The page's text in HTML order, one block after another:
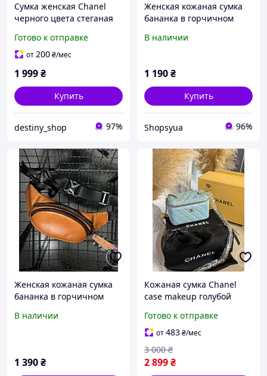
Сумка женская Chanel
черного цвета стеганая
Шанель с ремешком
серебряной цепью
Готово к отправке
от200₴/мес
1 999₴
Купить
destiny_shop 97%
Женская кожаная сумка
бананка в горчичном
В наличии
1 190₴
Купить
Shopsyua 96%
Женская кожаная сумка
бананка в горчичном
из натуральной кожи
В наличии
1 390₴
Кожаная сумка Chanel
case makeup голубой
Готово к отправке
от483₴/мес
2 899₴
3 000 ₴